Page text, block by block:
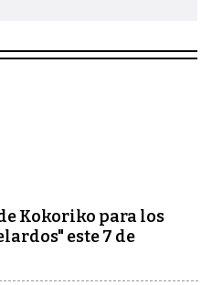
Kokoriko para los
este 7 de